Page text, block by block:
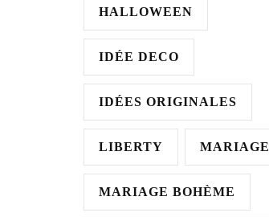
HALLOWEEN
IDÉE DECO
IDÉES ORIGINALES
LIBERTY MARIAGE
MARIAGE BOHÈME